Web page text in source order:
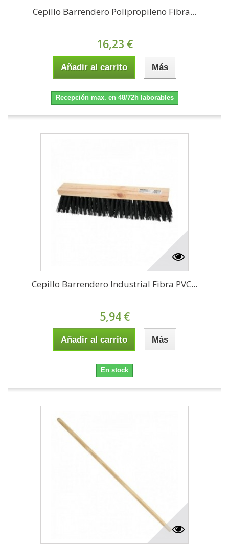
Cepillo Barrendero Polipropileno Fibra...
16,23 €
Añadir al carrito Más
Recepción max. en 48/72h laborables
Cepillo Barrendero Industrial Fibra PVC...
5,94 €
Añadir al carrito Más
En stock